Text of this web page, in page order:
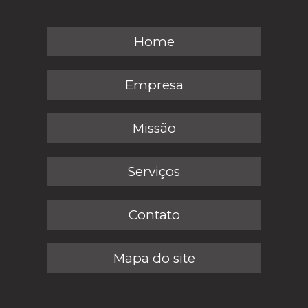
Home
Empresa
Missão
Serviços
Contato
Mapa do site